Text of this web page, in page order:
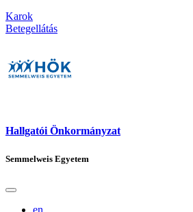
Karok
Betegellátás
Hallgatói Önkormányzat
Semmelweis Egyetem
en